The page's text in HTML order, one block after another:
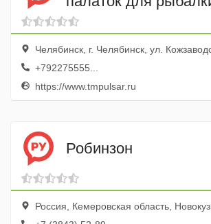
Челябинск, г. Челябинск, ул.
+792275555...
https://www.tmpulsar.ru
Робинзон
Россия, Кемеровская область, Новокузнецк,